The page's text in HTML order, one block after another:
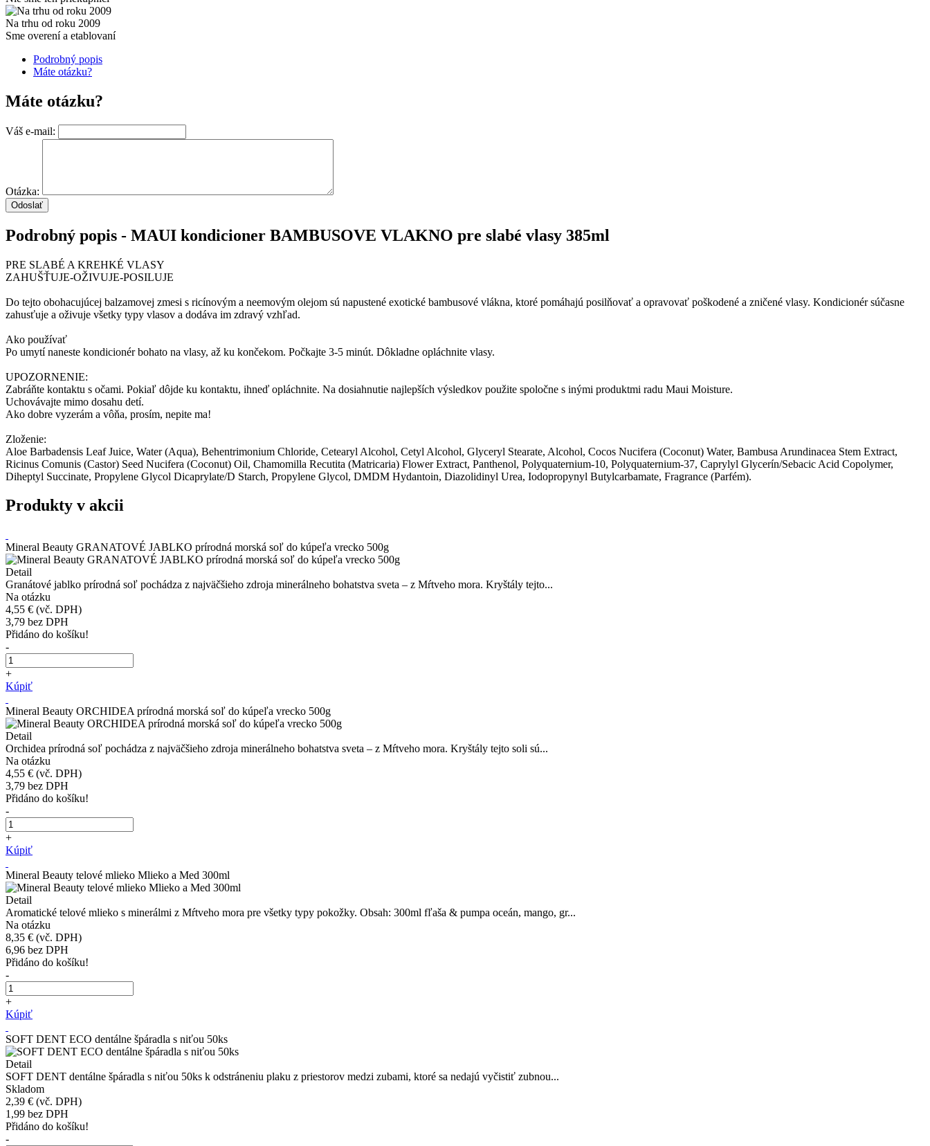
Na trhu od roku 2009
Sme overení a etablovaní
Podrobný popis
Máte otázku?
Máte otázku?
Váš e-mail:
Otázka:
Podrobný popis - MAUI kondicioner BAMBUSOVE VLAKNO pre slabé vlasy 385ml
PRE SLABÉ A KREHKÉ VLASY
ZAHUŠŤUJE-OŽIVUJE-POSILUJE
Do tejto obohacujúcej balzamovej zmesi s ricínovým a neemovým olejom sú napustené exotické bambusové vlákna, ktoré pomáhajú posilňovať a opravovať poškodené a zničené vlasy. Kondicionér súčasne
zahusťuje a oživuje všetky typy vlasov a dodáva im zdravý vzhľad.
Ako používať
Po umytí naneste kondicionér bohato na vlasy, až ku končekom. Počkajte 3-5 minút. Dôkladne opláchnite vlasy.
UPOZORNENIE:
Zabráňte kontaktu s očami. Pokiaľ dôjde ku kontaktu, ihneď opláchnite. Na dosiahnutie najlepších výsledkov použite spoločne s inými produktmi radu Maui Moisture.
Uchovávajte mimo dosahu detí.
Ako dobre vyzerám a vôňa, prosím, nepite ma!
Zloženie:
Aloe Barbadensis Leaf Juice, Water (Aqua), Behentrimonium Chloride, Cetearyl Alcohol, Cetyl Alcohol, Glyceryl Stearate, Alcohol, Cocos Nucifera (Coconut) Water, Bambusa Arundinacea Stem Extract,
Ricinus Comunis (Castor) Seed Nucifera (Coconut) Oil, Chamomilla Recutita (Matricaria) Flower Extract, Panthenol, Polyquaternium-10, Polyquaternium-37, Caprylyl Glycerín/Sebacic Acid Copolymer,
Diheptyl Succinate, Propylene Glycol Dicaprylate/D Starch, Propylene Glycol, DMDM Hydantoin, Diazolidinyl Urea, Iodopropynyl Butylcarbamate, Fragrance (Parfém).
Produkty v akcii
Mineral Beauty GRANATOVÉ JABLKO prírodná morská soľ do kúpeľa vrecko 500g
Detail
Granátové jablko prírodná soľ pochádza z najväčšieho zdroja minerálneho bohatstva sveta – z Mŕtveho mora. Kryštály tejto...
Na otázku
4,55 € (vč. DPH)
3,79 bez DPH
Přidáno do košíku!
-
+
Kúpiť
Mineral Beauty ORCHIDEA prírodná morská soľ do kúpeľa vrecko 500g
Detail
Orchidea prírodná soľ pochádza z najväčšieho zdroja minerálneho bohatstva sveta – z Mŕtveho mora. Kryštály tejto soli sú...
Na otázku
4,55 € (vč. DPH)
3,79 bez DPH
Přidáno do košíku!
-
+
Kúpiť
Mineral Beauty telové mlieko Mlieko a Med 300ml
Detail
Aromatické telové mlieko s minerálmi z Mŕtveho mora pre všetky typy pokožky. Obsah: 300ml fľaša & pumpa oceán, mango, gr...
Na otázku
8,35 € (vč. DPH)
6,96 bez DPH
Přidáno do košíku!
-
+
Kúpiť
SOFT DENT ECO dentálne špáradla s niťou 50ks
Detail
SOFT DENT dentálne špáradla s niťou 50ks k odstráneniu plaku z priestorov medzi zubami, ktoré sa nedajú vyčistiť zubnou...
Skladom
2,39 € (vč. DPH)
1,99 bez DPH
Přidáno do košíku!
-